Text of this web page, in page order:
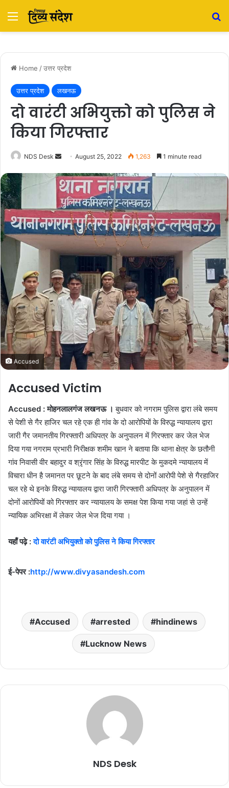
Menu
Home /उत्तर प्रदेश
उत्तर प्रदेश लखनऊ
दो वारंटी अभियुक्तो को पुलिस ने
किया गिरफ्तार
NDS Desk
n
d
a
n
e
a
l
August 25, 2022 1,263 1 minute read
Accused
Accused Victim
Accused : मोहनलालगंज लखनऊ ।बुधवार को नगराम पुलिस द्वारा लंबे समय
से पेशी से गैर हाजिर चल रहे एक ही गांव के दो आरोपियों के विरुद्ध न्यायालय द्वारा
जारी गैर जमानतीय गिरफ्तारी अधिपत्र के अनुपालन में गिरफ्तार कर जेल भेज
दिया गया नगराम प्रभारी निरीक्षक शमीम खान ने बताया कि थाना क्षेत्र के छतौनी
गांव निवासी वीर बहादुर व श्रृंगार सिंह के विरुद्ध मारपीट के मुकदमे न्यायालय में
विचारा धीन है जमानत पर छूटने के बाद लंबे समय से दोनों आरोपी पेशे से गैरहाजिर
चल रहे थे इनके विरुद्ध न्यायालय द्वारा जारी गिरफ्तारी अधिपत्र के अनुपालन में
दोनों आरोपियों को गिरफ्तार कर न्यायालय के समक्ष पेश किया गया जहां से उन्हें
न्यायिक अभिरक्षा में लेकर जेल भेज दिया गया ।
यहाँ पढ़े :दो वारंटी अभियुक्तो को पुलिस ने किया गिरफ्तार
ई-पेपर :http://www.divyasandesh.com
Accused arrested hindinews
Lucknow News
NDS Desk